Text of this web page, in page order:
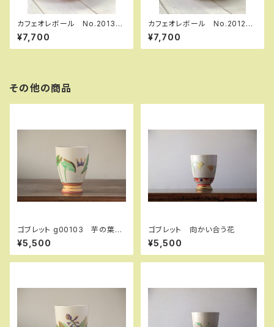
カフェオレボール No.20133
淡い縞柄
¥7,700
カフェオレボール No.20129
青葉の木々
¥7,700
その他の商品
ゴブレット g00103 芋の葉っ
ぱと王冠
¥5,500
ゴブレット 向かい合う花
¥5,500